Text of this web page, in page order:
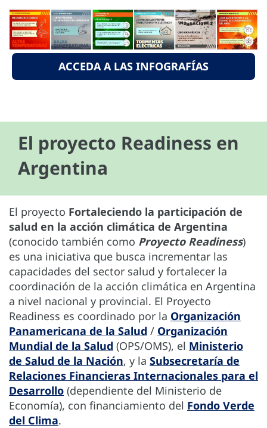
ACCEDA A LAS INFOGRAFÍAS
El proyecto Readiness en
Argentina
El proyecto Fortaleciendo la participación de
salud en la acción climática de Argentina
(conocido también como Proyecto Readiness)
es una iniciativa que busca incrementar las
capacidades del sector salud y fortalecer la
coordinación de la acción climática en Argentina
a nivel nacional y provincial. El Proyecto
Readiness es coordinado por la Organización
Panamericana de la Salud / Organización
Mundial de la Salud (OPS/OMS), el Ministerio
de Salud de la Nación, y la Subsecretaría de
Relaciones Financieras Internacionales para el
Desarrollo (dependiente del Ministerio de
Economía), con financiamiento del Fondo Verde
del Clima.